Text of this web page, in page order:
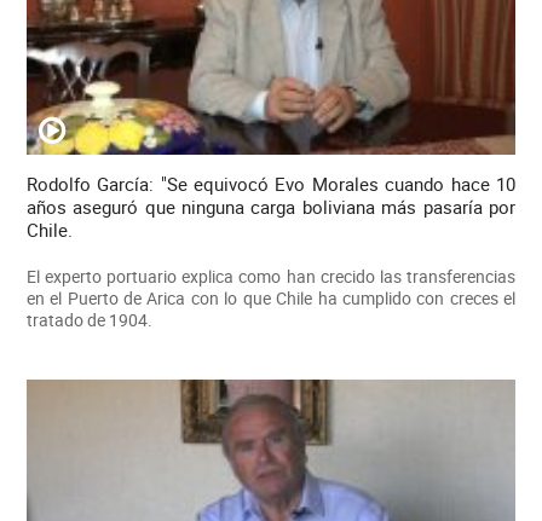
Rodolfo García: "Se equivocó Evo Morales cuando hace 10
años aseguró que ninguna carga boliviana más pasaría por
Chile.
El experto portuario explica como han crecido las transferencias
en el Puerto de Arica con lo que Chile ha cumplido con creces el
tratado de 1904.